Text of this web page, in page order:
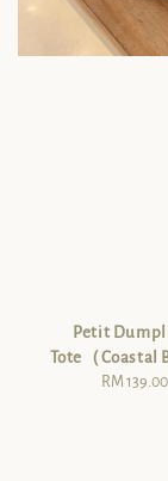
Petit
Tote（Coastal
RM 139.00